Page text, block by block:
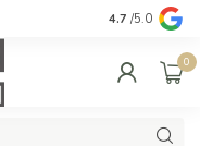
Qualität und
4.7 /5.0
0